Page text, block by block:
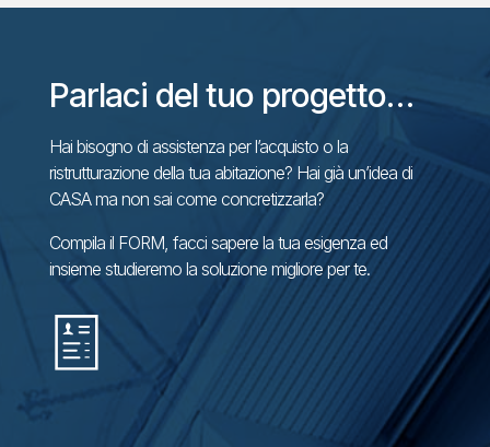
Parlaci del tuo progetto…
Hai bisogno di assistenza per l’acquisto o la
ristrutturazione della tua abitazione? Hai già un’idea di
CASA ma non sai come concretizzarla?
Compila il FORM, facci sapere la tua esigenza ed
insieme studieremo la soluzione migliore per te.